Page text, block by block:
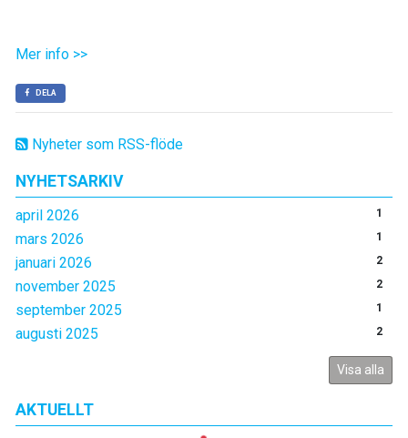
Nyheter som RSS-flöde
NYHETSARKIV
april 2026 1
mars 2026 1
januari 2026 2
november 2025 2
september 2025 1
augusti 2025 2
Visa alla
AKTUELLT
Mer info >>
DELA